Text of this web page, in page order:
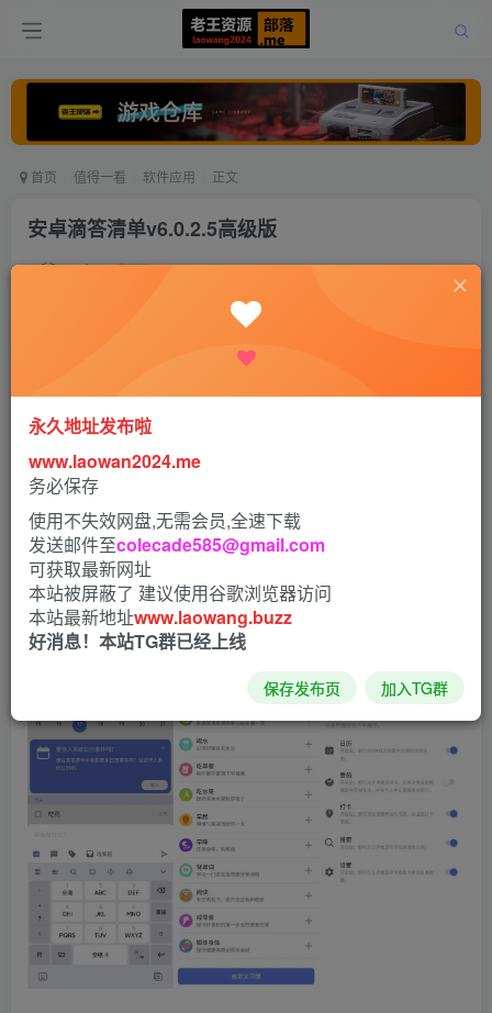
首页 值得一看 软件应用 正文
安卓滴答清单v6.0.2.5高级版
老王 打赏
软件介绍
滴答清单是一款轻便高效的任务管理、日程管理（GTD）和
时间管理应用，配备强大的记事和提醒功能。你可以记录大
小事务、制定工作计划、整理购物清单、设置生日提醒，甚
至安排日程。
软件截图
永久地址发布啦
www.laowan2024.me
务必保存
使用不失效网盘,无需会员,全速下载
发送邮件至colecade585@gmail.com
可获取最新网址
本站被屏蔽了 建议使用谷歌浏览器访问
本站最新地址www.laowang.buzz
好消息！本站TG群已经上线
保存发布页 加入TG群